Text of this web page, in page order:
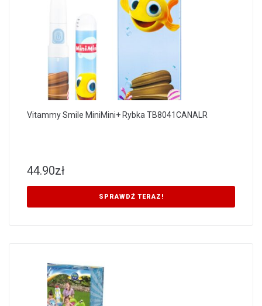
Vitammy Smile MiniMini+ Rybka TB8041CANALR
44.90zł
SPRAWDŹ TERAZ!